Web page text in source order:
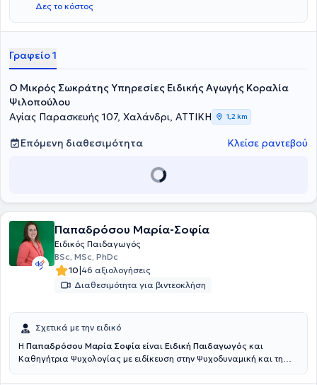
Δες το κόστος
Γραφείο 1
O Mικρός Σωκράτης Υπηρεσίες Ειδικής Αγωγής Κοραλία
Ψιλοπούλου
Αγίας Παρασκευής 107, Χαλάνδρι, ΑΤΤΙΚΗ
1,2 km
Επόμενη διαθεσιμότητα Κλείσε ραντεβού
Παπαδρόσου Μαρία-Σοφία
Ειδικός Παιδαγωγός
BSc, MSc, PhDc
10|46 αξιολογήσεις
Διαθεσιμότητα για βιντεοκλήση
Σχετικά με την ειδικό
Η Παπαδρόσου Μαρία Σοφία είναι Ειδική Παιδαγωγός και
Καθηγήτρια Ψυχολογίας με ειδίκευση στην Ψυχοδυναμική και τη